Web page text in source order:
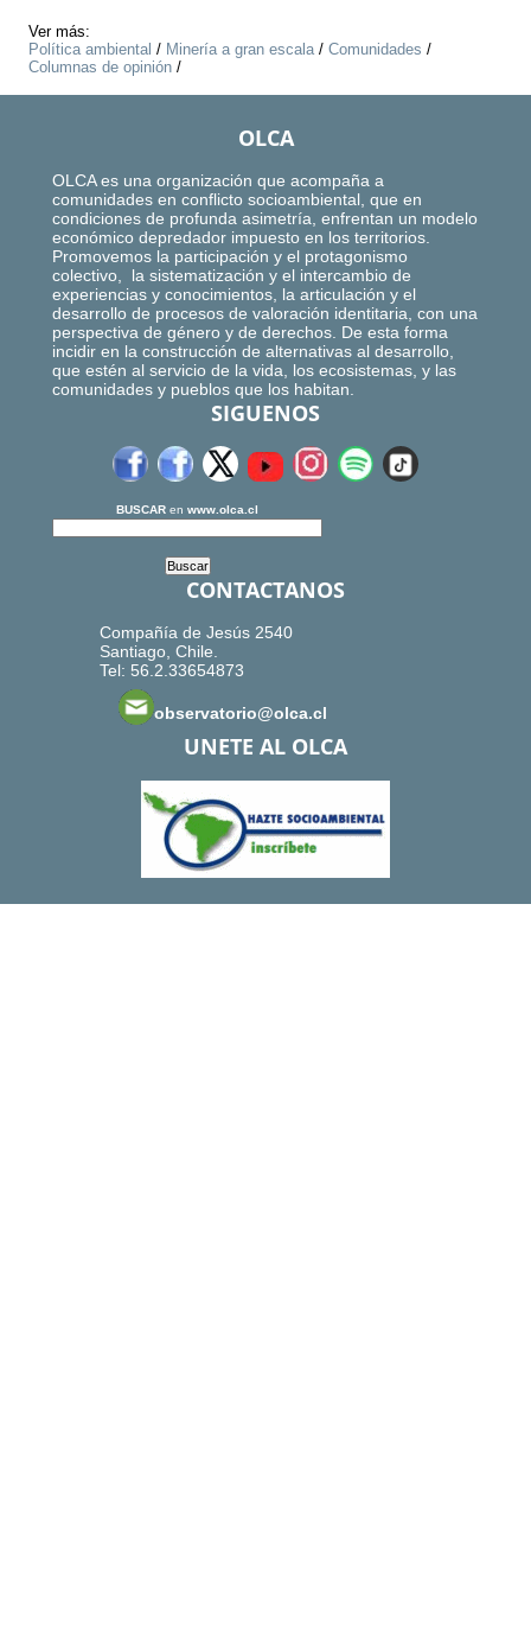
Ver más:
Política ambiental / Minería a gran escala/ Comunidades /
Columnas de opinión /
OLCA
OLCA es una organización que acompaña a
comunidades en conflicto socioambiental, que en
condiciones de profunda asimetría, enfrentan un modelo
económico depredador impuesto en los territorios.
Promovemos la participación y el protagonismo
colectivo, la sistematización y el intercambio de
experiencias y conocimientos, la articulación y el
desarrollo de procesos de valoración identitaria, con una
perspectiva de género y de derechos. De esta forma
incidir en la construcción de alternativas al desarrollo,
que estén al servicio de la vida, los ecosistemas, y las
comunidades y pueblos que los habitan.
SIGUENOS
BUSCAR en www.olca.cl
CONTACTANOS
Compañía de Jesús 2540
Santiago, Chile.
Tel: 56.2.33654873
observatorio@olca.cl
UNETE AL OLCA